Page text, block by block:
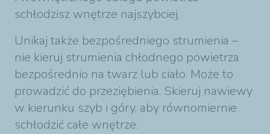
schłodzisz wnętrze najszybciej.
Unikaj także bezpośredniego strumienia –
nie kieruj strumienia chłodnego powietrza
bezpośrednio na twarz lub ciało. Może to
prowadzić do przeziębienia. Skieruj nawiewy
w kierunku szyb i góry, aby równomiernie
schłodzić całe wnętrze.